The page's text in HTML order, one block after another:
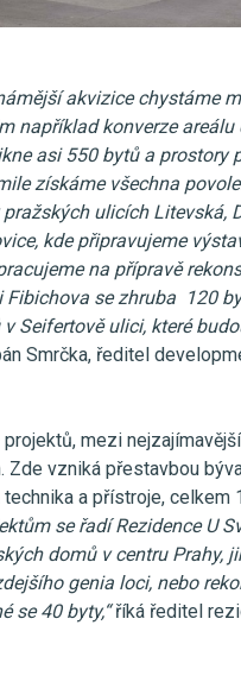
akvizice chystáme
například konverze
asi 550 bytů a prostory
získáme všechna
ulicích Litevská,
kde připravujeme
na přípravě
se zhruba 120
Seifertově ulici, které
Smrčka, ředitel
mezi
Zde vzniká přestavbou
a přístroje, celkem
se řadí Rezidence U
domů v centru Prahy,
genia loci, nebo
se 40 byty,“říká ředitel